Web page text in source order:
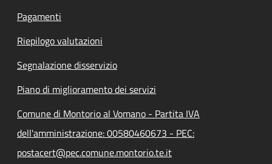
Pagamenti
Riepilogo valutazioni
Segnalazione disservizio
Piano di miglioramento dei servizi
Comune di Montorio al Vomano - Partita IVA
dell'amministrazione: 00580460673 - PEC:
postacert@pec.comune.montorio.te.it